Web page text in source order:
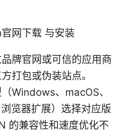
网下载 与安装
牌官网或可信的应用商
打包或伪装站点。
Windows、macOS、
览器扩展）选择对应版
的兼容性和速度优化不